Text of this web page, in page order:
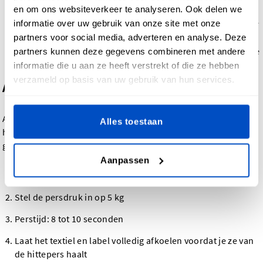
en om ons websiteverkeer te analyseren. Ook delen we
informatie over uw gebruik van onze site met onze
partners voor social media, adverteren en analyse. Deze
partners kunnen deze gegevens combineren met andere
informatie die u aan ze heeft verstrekt of die ze hebben
verzameld op basis van uw gebruik van hun services.
Alles toestaan
Aanpassen
stappen 3 – 5.
Hierna ben je klaar! We adviseren om het DTF Heat Transfer
Labels de eerste 24 uur niet te wassen of nat te laten
worden, zodat de lijm de kans krijgt zich goed aan de stof te
hechten.
Aanbrengen met een hittepers
Als je de DTF Heat Transfer Labels aanbrengt met een
hittepers, adviseren we je de onderstaande instellingen te
gebruiken.
Stel de temperatuur in tussen de 130 ºC en 150 ºC
Stel de persdruk in op 5 kg
Perstijd: 8 tot 10 seconden
Laat het textiel en label volledig afkoelen voordat je ze van
de hittepers haalt